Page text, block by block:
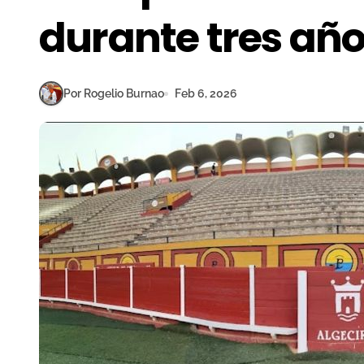
durante tres
Por Rogelio Burnao Feb 6, 2026